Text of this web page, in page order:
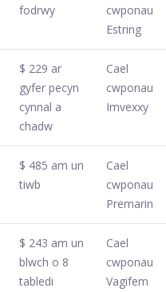
fodrwy
cwponau
Estring
$ 229 ar
gyfer pecyn
cynnal a
chadw
Cael
cwponau
Imvexxy
$ 485 am un
tiwb
Cael
cwponau
Premarin
$ 243 am un
blwch o 8
tabledi
Cael
cwponau
Vagifem